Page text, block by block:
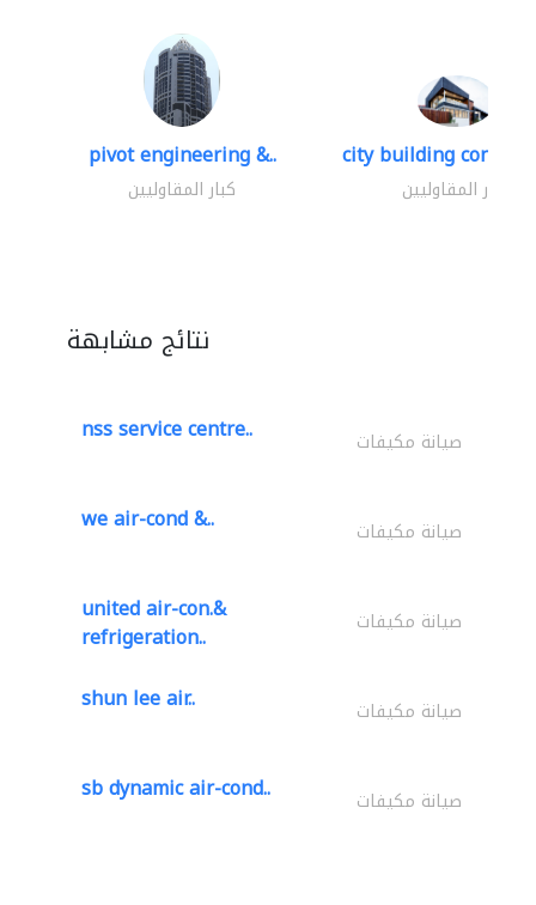
pivot engineering &..
كبار المقاوليين
city building
كبار المقاوليين
نتائج مشابهة
nss service centre.. صيانة مكيفات
we air-cond &.. صيانة مكيفات
united air-con.&
refrigeration.. صيانة مكيفات
shun lee air.. صيانة مكيفات
sb dynamic air-cond.. صيانة مكيفات